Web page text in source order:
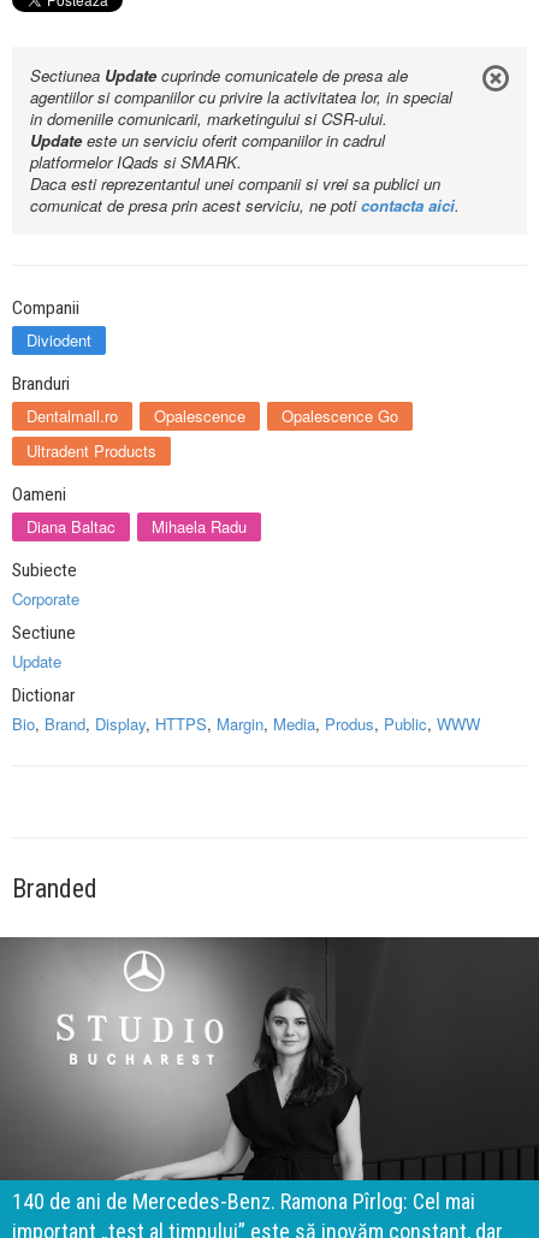
Sectiunea Updatecuprinde comunicatele de presa ale
agentiilor si companiilor cu privire la activitatea lor, in special
in domeniile comunicarii, marketingului si CSR-ului.
Updateeste un serviciu oferit companiilor in cadrul
platformelor IQads si SMARK.
Daca esti reprezentantul unei companii si vrei sa publici un
comunicat de presa prin acest serviciu, ne poticontacta aici.
Companii
Diviodent
Branduri
Dentalmall.ro Opalescence
Opalescence Go
Ultradent Products
Oameni
Diana Baltac Mihaela Radu
Subiecte
Corporate
Sectiune
Update
Dictionar
Bio, Brand, Display, HTTPS, Margin, Media, Produs, Public, WWW
Branded
140 de ani de Mercedes-Benz. Ramona Pîrlog: Cel mai
important „test al timpului” este să inovăm constant, dar